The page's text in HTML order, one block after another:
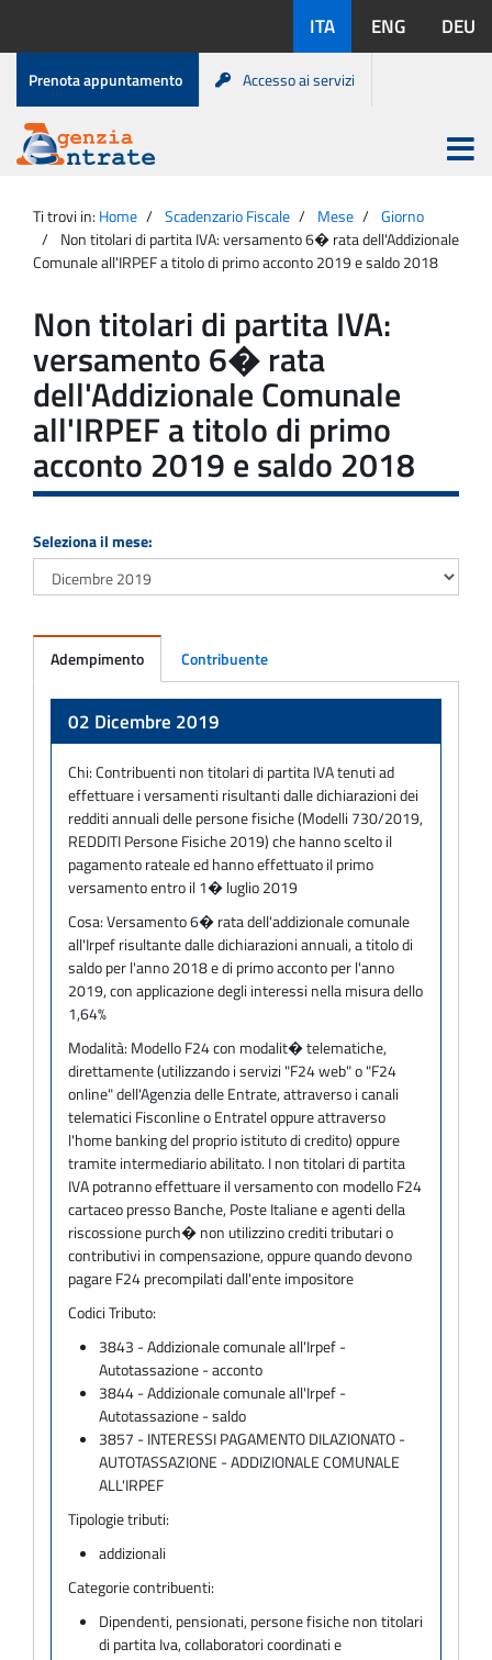
contenuto
disponibili:
ITA ENG DEU
Menu
di
servizio
Prenota appuntamento Accesso ai servizi
Agenzia
Entrate
Apri
menu
principale
Ti trovi in: Home Scadenzario Fiscale Mese
Giorno
Non titolari di partita IVA: versamento 6� rata dell'Addizionale
Comunale all'IRPEF a titolo di primo acconto 2019 e saldo 2018
Non titolari di partita IVA:
versamento 6� rata
dell'Addizionale Comunale
all'IRPEF a titolo di primo
acconto 2019 e saldo 2018
Seleziona il mese:
Adempimento Contribuente
02 Dicembre 2019
Chi:Contribuenti non titolari di partita IVA tenuti ad
effettuare i versamenti risultanti dalle dichiarazioni dei
redditi annuali delle persone fisiche (Modelli 730/2019,
REDDITI Persone Fisiche 2019) che hanno scelto il
pagamento rateale ed hanno effettuato il primo
versamento entro il 1� luglio 2019
Cosa:Versamento 6� rata dell'addizionale comunale
all'Irpef risultante dalle dichiarazioni annuali, a titolo di
saldo per l'anno 2018 e di primo acconto per l'anno
2019, con applicazione degli interessi nella misura dello
1,64%
Modalità: Modello F24 con modalit� telematiche,
direttamente (utilizzando i servizi "F24 web" o "F24
online" dell'Agenzia delle Entrate, attraverso i canali
telematici Fisconline o Entratel oppure attraverso
l'home banking del proprio istituto di credito) oppure
tramite intermediario abilitato. I non titolari di partita
IVA potranno effettuare il versamento con modello F24
cartaceo presso Banche, Poste Italiane e agenti della
riscossione purch� non utilizzino crediti tributari o
contributivi in compensazione, oppure quando devono
pagare F24 precompilati dall'ente impositore
Codici Tributo:
3843 - Addizionale comunale all'Irpef -
Autotassazione - acconto
3844 - Addizionale comunale all'Irpef -
Autotassazione - saldo
3857 - INTERESSI PAGAMENTO DILAZIONATO -
AUTOTASSAZIONE - ADDIZIONALE COMUNALE
ALL'IRPEF
Tipologie tributi:
addizionali
Categorie contribuenti:
Dipendenti, pensionati, persone fisiche non titolari
di partita Iva, collaboratori coordinati e